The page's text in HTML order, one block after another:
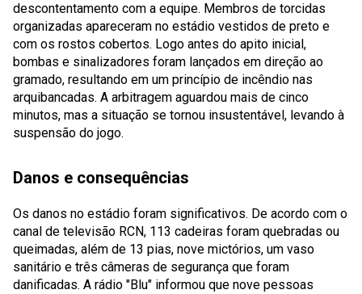
descontentamento com a equipe. Membros de torcidas
organizadas apareceram no estádio vestidos de preto e
com os rostos cobertos. Logo antes do apito inicial,
bombas e sinalizadores foram lançados em direção ao
gramado, resultando em um princípio de incêndio nas
arquibancadas. A arbitragem aguardou mais de cinco
minutos, mas a situação se tornou insustentável, levando à
suspensão do jogo.
Danos e consequências
Os danos no estádio foram significativos. De acordo com o
canal de televisão RCN, 113 cadeiras foram quebradas ou
queimadas, além de 13 pias, nove mictórios, um vaso
sanitário e três câmeras de segurança que foram
danificadas. A rádio "Blu" informou que nove pessoas